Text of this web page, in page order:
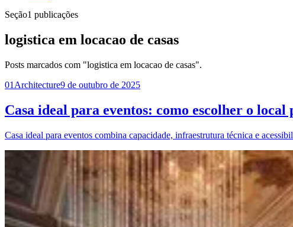
Seção1 publicações
logistica em locacao de casas
Posts marcados com "logistica em locacao de casas".
01 Architecture9 de outubro de 2025
Casa ideal para eventos: como escolher o local
Casa ideal para eventos combina capacidade, infraestrutura técnica e